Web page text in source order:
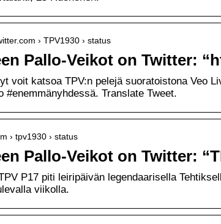
› TPV1930 › status
Pallo-Veikot on Twitter:
voit katsoa TPV:n pelejä suoratoistona Veo
#enemmänyhdessä. Translate Tweet.
› tpv1930 › status
Pallo-Veikot on Twitter:
P17 piti leiripäivän legendaarisella
viikolla.